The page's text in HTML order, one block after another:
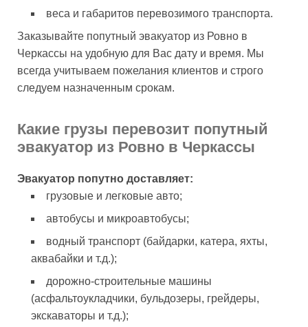
веса и габаритов перевозимого транспорта.
Заказывайте попутный эвакуатор из Ровно в
Черкассы на удобную для Вас дату и время. Мы
всегда учитываем пожелания клиентов и строго
следуем назначенным срокам.
Какие грузы перевозит попутный
эвакуатор из Ровно в Черкассы
Эвакуатор попутно доставляет:
грузовые и легковые авто;
автобусы и микроавтобусы;
водный транспорт (байдарки, катера, яхты,
аквабайки и т.д.);
дорожно-строительные машины
(асфальтоукладчики, бульдозеры, грейдеры,
экскаваторы и т.д.);